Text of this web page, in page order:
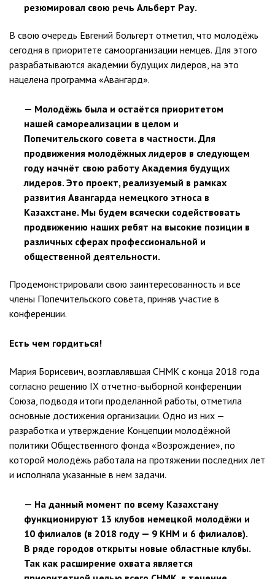
резюмировал свою речь Альберт Рау.
В свою очередь Евгений Больгерт отметил, что молодёжь
сегодня в приоритете самоорганизации немцев. Для этого
разрабатываются академии будущих лидеров, на это
нацелена программа «Авангард».
— Молодёжь была и остаётся приоритетом
нашей самореализации в целом и
Попечительского совета в частности. Для
продвижения молодёжных лидеров в следующем
году начнёт свою работу Академия будущих
лидеров. Это проект, реализуемый в рамках
развития Авангарда немецкого этноса в
Казахстане. Мы будем всячески содействовать
продвижению наших ребят на высокие позиции в
различных сферах профессиональной и
общественной деятельности.
Продемонстрировали свою заинтересованность и все
члены Попечительского совета, приняв участие в
конференции.
Есть чем гордиться!
Мария Борисевич, возглавлявшая СНМК с конца 2018 года
согласно решению IX отчетно-выборной конференции
Союза, подводя итоги проделанной работы, отметила
основные достижения организации. Одно из них —
разработка и утверждение Концепции молодёжной
политики Общественного фонда «Возрождение», по
которой молодёжь работала на протяжении последних лет
и исполняла указанные в нем задачи.
— На данный момент по всему Казахстану
функционируют 13 клубов немецкой молодёжи и
10 филиалов (в 2018 году — 9 КНМ и 6 филиалов).
В ряде городов открыты новые областные клубы.
Так как расширение охвата является